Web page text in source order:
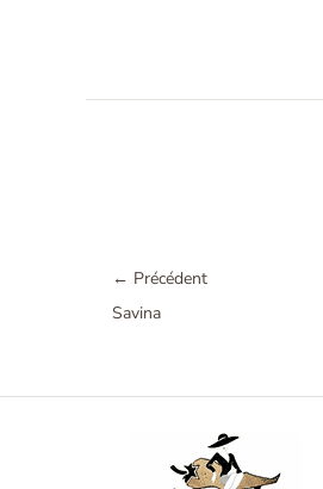
← Précédent
Savina